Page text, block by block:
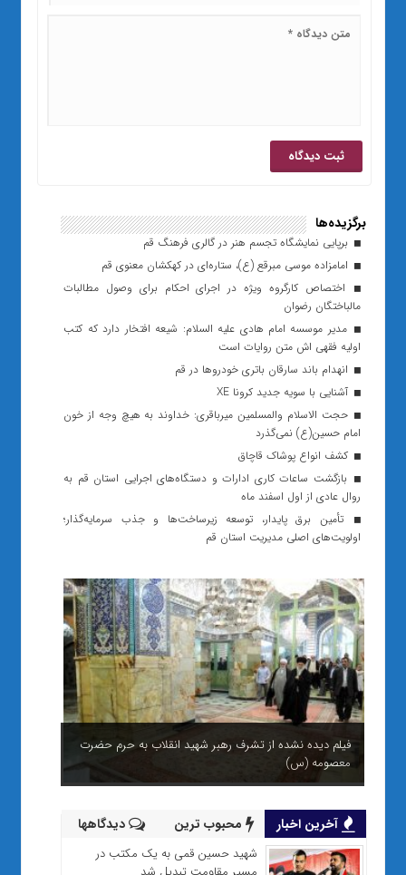
برگزیده‌ها
برپایی نمایشگاه تجسم هنر در گالری فرهنگ قم
امامزاده موسی مبرقع (ع)، ستاره‌ای در کهکشان معنوی قم
اختصاص کارگروه ویژه در اجرای احکام برای وصول مطالبات
مالباختگان رضوان
مدیر موسسه امام هادی علیه السلام: شیعه افتخار دارد که کتب
اولیه فقهی اش متن روایات است
انهدام باند سارقان باتری خودروها در قم
آشنایی با سویه جدید کرونا XE
حجت الاسلام والمسلمین میرباقری: خداوند به هیچ وجه از خون
امام حسین(ع) نمی‌گذرد
کشف انواع پوشاک قاچاق
بازگشت ساعات کاری ادارات و دستگاه‌های اجرایی استان قم به
روال عادی از اول اسفند ماه
تأمین برق پایدار، توسعه زیرساخت‌ها و جذب سرمایه‌گذار؛
اولویت‌های اصلی مدیریت استان قم
فیلم دیده نشده از تشرف رهبر شهید انقلاب به حرم حضرت
معصومه (س)
آخرین اخبار محبوب ترین دیدگاهها
شهید حسین قمی به یک مکتب در